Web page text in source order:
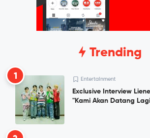
Trending
1 Entertainment
Exclusive Interview
"Kami Akan Datang